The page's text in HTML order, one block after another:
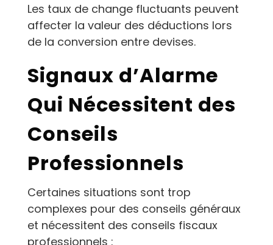
Les taux de change fluctuants peuvent
affecter la valeur des déductions lors
de la conversion entre devises.
Signaux d’Alarme
Qui Nécessitent des
Conseils
Professionnels
Certaines situations sont trop
complexes pour des conseils généraux
et nécessitent des conseils fiscaux
professionnels :